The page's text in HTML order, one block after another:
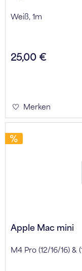
Weiß, 1m
25,00 €
Merken
Apple Mac mini
M4 Pro (12/16/16) &